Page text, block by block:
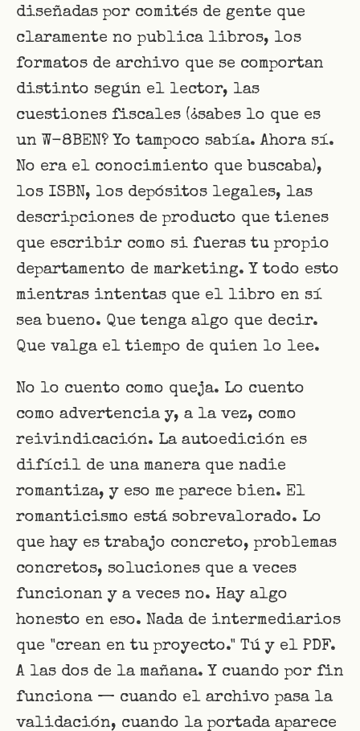
diseñadas por comités de gente que
claramente no publica libros, los
formatos de archivo que se comportan
distinto según el lector, las
cuestiones fiscales (¿sabes lo que es
un W-8BEN? Yo tampoco sabía. Ahora sí.
No era el conocimiento que buscaba),
los ISBN, los depósitos legales, las
descripciones de producto que tienes
que escribir como si fueras tu propio
departamento de marketing. Y todo esto
mientras intentas que el libro en sí
sea bueno. Que tenga algo que decir.
Que valga el tiempo de quien lo lee.
No lo cuento como queja. Lo cuento
como advertencia y, a la vez, como
reivindicación. La autoedición es
difícil de una manera que nadie
romantiza, y eso me parece bien. El
romanticismo está sobrevalorado. Lo
que hay es trabajo concreto, problemas
concretos, soluciones que a veces
funcionan y a veces no. Hay algo
honesto en eso. Nada de intermediarios
que "crean en tu proyecto." Tú y el PDF.
A las dos de la mañana. Y cuando por fin
funciona — cuando el archivo pasa la
validación, cuando la portada aparece